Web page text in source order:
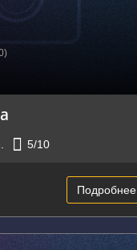
5/10
Подробнее